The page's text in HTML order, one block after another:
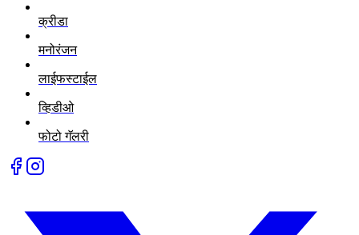
क्रीडा
मनोरंजन
लाईफस्टाईल
व्हिडीओ
फोटो गॅलरी